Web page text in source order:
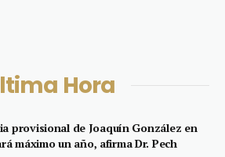
Hora
provisional de Joaquín González en
máximo un año, afirma Dr. Pech